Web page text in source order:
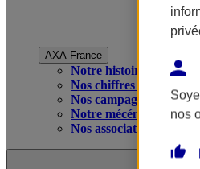
AXA France
Notre histoire
Nos chiffres clés
Nos campagnes
Notre mécénat
Nos associations
nos